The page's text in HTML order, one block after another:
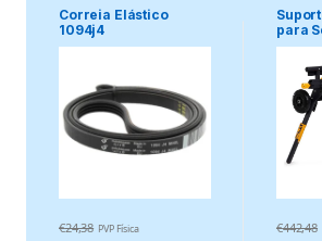
Correia Elástico
1094j4
€24,38 PVP Física
para
€442,48